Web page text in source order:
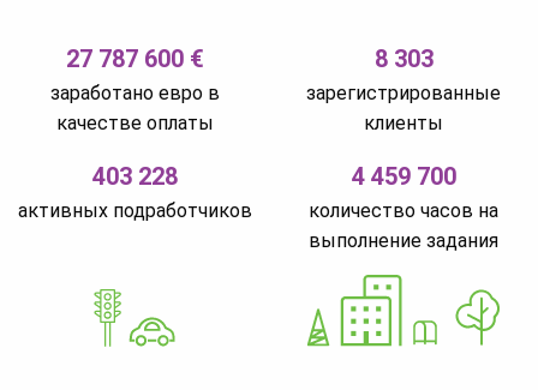
27 787 600 €
заработано евро в
качестве оплаты
8 303
зарегистрированные
клиенты
403 228
активных подработчиков
4 459 700
количество часов на
выполнение задания